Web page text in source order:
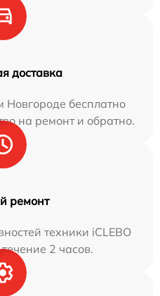
доставка
бесплатно
на ремонт и обратно.
ремонт
техники iCLEBO
2 часов.